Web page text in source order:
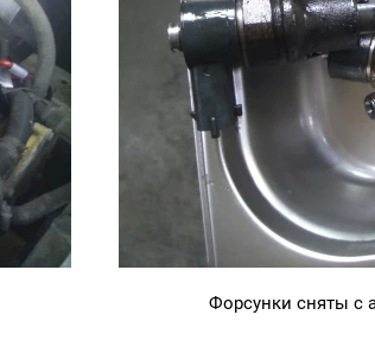
Форсунки сняты с